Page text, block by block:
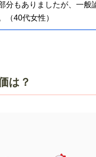
分もありましたが、一
（40代女性）
は？